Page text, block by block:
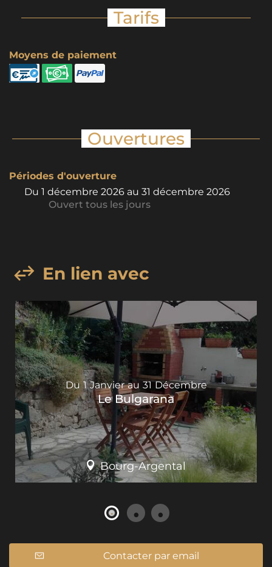
Tarifs
Moyens de paiement
Ouvertures
Périodes d'ouverture
Du 1 décembre 2026 au 31 décembre 2026
Ouvert tous les jours
En lien avec
Du 1 Janvier au 31 Décembre
Le Bulgarana
Bourg-Argental
Contacter par email